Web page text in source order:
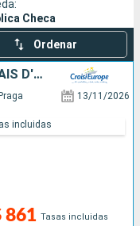
Checa
Ordenar
PRAGUE, L'IMPÉRIALE ET SES PALAIS D'EXCEPTION, UNE CROISIÈRE DANS L'INTIMITÉ DES GRANDES FAMILLES ARISTOCRATIQUES
Praga 13/11/2026
861 Tasas incluidas
incluidas